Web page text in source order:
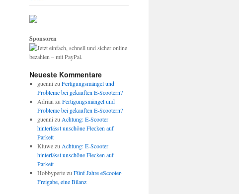
Sponsoren
Neueste Kommentare
guenni zu Fertigungsmängel und
Probleme bei gekauften E-Scootern?
Adrian zu Fertigungsmängel und
Probleme bei gekauften E-Scootern?
guenni zu Achtung: E-Scooter
hinterlässt unschöne Flecken auf
Parkett
Kluwezu Achtung: E-Scooter
hinterlässt unschöne Flecken auf
Parkett
Hobbypertezu Fünf Jahre eScooter-
Freigabe, eine Bilanz